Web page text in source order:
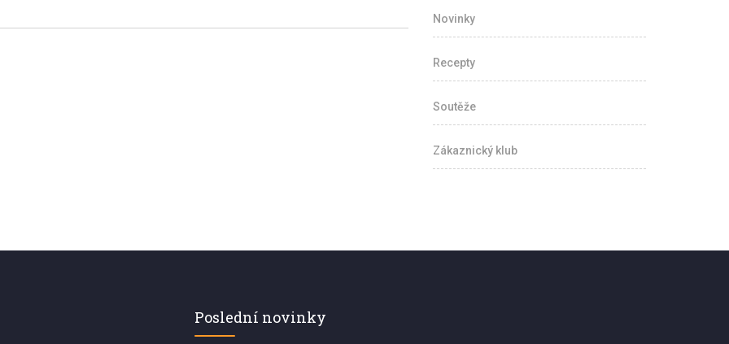
Novinky
Recepty
Soutěže
Zákaznický klub
Poslední novinky